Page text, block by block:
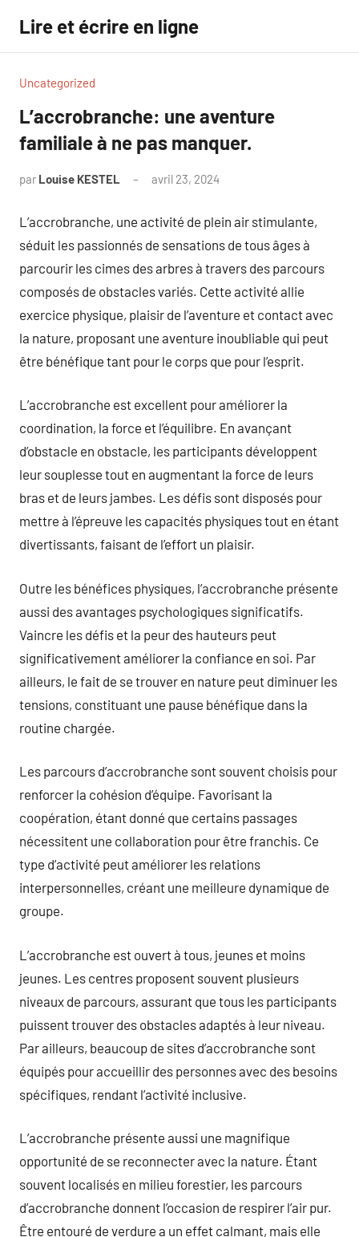
contenu
Lire et écrire en ligne
Uncategorized
L’accrobranche: une aventure
familiale à ne pas manquer.
par Louise KESTEL avril 23, 2024
L’accrobranche, une activité de plein air stimulante,
séduit les passionnés de sensations de tous âges à
parcourir les cimes des arbres à travers des parcours
composés de obstacles variés. Cette activité allie
exercice physique, plaisir de l’aventure et contact avec
la nature, proposant une aventure inoubliable qui peut
être bénéfique tant pour le corps que pour l’esprit.
L’accrobranche est excellent pour améliorer la
coordination, la force et l’équilibre. En avançant
d’obstacle en obstacle, les participants développent
leur souplesse tout en augmentant la force de leurs
bras et de leurs jambes. Les défis sont disposés pour
mettre à l’épreuve les capacités physiques tout en étant
divertissants, faisant de l’effort un plaisir.
Outre les bénéfices physiques, l’accrobranche présente
aussi des avantages psychologiques significatifs.
Vaincre les défis et la peur des hauteurs peut
significativement améliorer la confiance en soi. Par
ailleurs, le fait de se trouver en nature peut diminuer les
tensions, constituant une pause bénéfique dans la
routine chargée.
Les parcours d’accrobranche sont souvent choisis pour
renforcer la cohésion d’équipe. Favorisant la
coopération, étant donné que certains passages
nécessitent une collaboration pour être franchis. Ce
type d’activité peut améliorer les relations
interpersonnelles, créant une meilleure dynamique de
groupe.
L’accrobranche est ouvert à tous, jeunes et moins
jeunes. Les centres proposent souvent plusieurs
niveaux de parcours, assurant que tous les participants
puissent trouver des obstacles adaptés à leur niveau.
Par ailleurs, beaucoup de sites d’accrobranche sont
équipés pour accueillir des personnes avec des besoins
spécifiques, rendant l’activité inclusive.
L’accrobranche présente aussi une magnifique
opportunité de se reconnecter avec la nature. Étant
souvent localisés en milieu forestier, les parcours
d’accrobranche donnent l’occasion de respirer l’air pur.
Être entouré de verdure a un effet calmant, mais elle